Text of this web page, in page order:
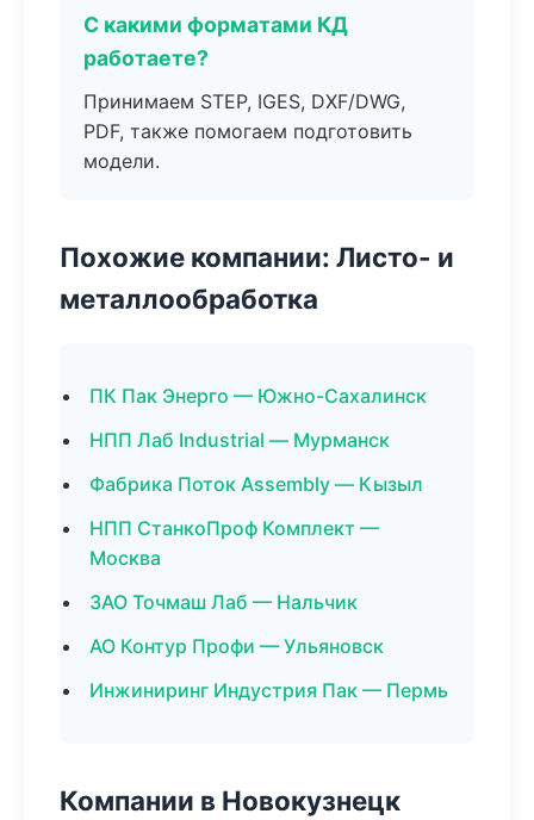
С какими форматами КД
работаете?
Принимаем STEP, IGES, DXF/DWG,
PDF, также помогаем подготовить
модели.
Похожие компании: Листо- и
металлообработка
ПК Пак Энерго — Южно-Сахалинск
НПП Лаб Industrial — Мурманск
Фабрика Поток Assembly — Кызыл
НПП СтанкоПроф Комплект —
Москва
ЗАО Точмаш Лаб — Нальчик
АО Контур Профи — Ульяновск
Инжиниринг Индустрия Пак — Пермь
Компании в Новокузнецк